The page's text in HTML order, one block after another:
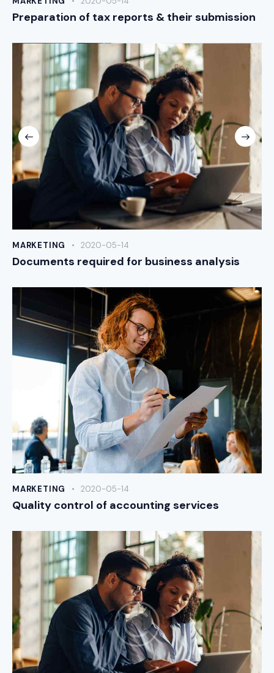
Preparation of tax reports & their submission
MARKETING 2020-05-14
Documents required for business analysis
MARKETING 2020-05-14
Quality control of accounting services